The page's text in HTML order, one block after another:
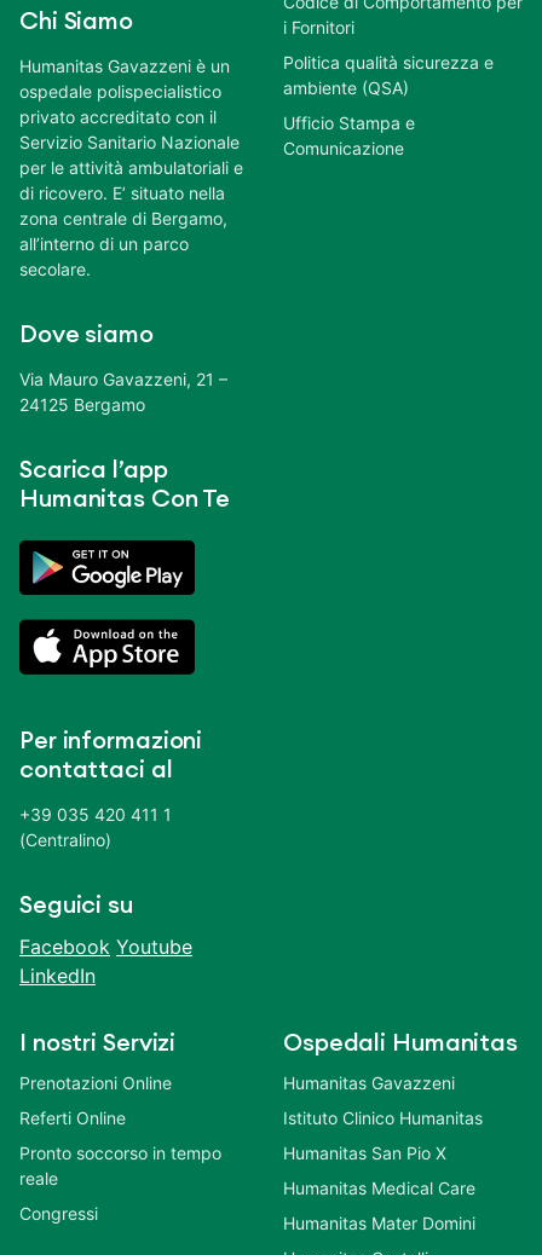
Chi Siamo
Humanitas Gavazzeni è un
ospedale polispecialistico
privato accreditato con il
Servizio Sanitario Nazionale
per le attività ambulatoriali e
di ricovero. E’ situato nella
zona centrale di Bergamo,
all’interno di un parco
secolare.
Dove siamo
Via Mauro Gavazzeni, 21 –
24125 Bergamo
Scarica l’app
Humanitas Con Te
Per informazioni
contattaci al
+39 035 420 411 1
(Centralino)
Seguici su
Facebook Youtube
LinkedIn
i Fornitori
Politica qualità sicurezza e
ambiente (QSA)
Ufficio Stampa e
Comunicazione
I nostri Servizi
Prenotazioni Online
Referti Online
Pronto soccorso in tempo
reale
Congressi
Ospedali Humanitas
Humanitas Gavazzeni
Istituto Clinico Humanitas
Humanitas San Pio X
Humanitas Medical Care
Humanitas Mater Domini